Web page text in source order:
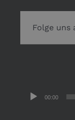
Folge uns
Audio-00:00